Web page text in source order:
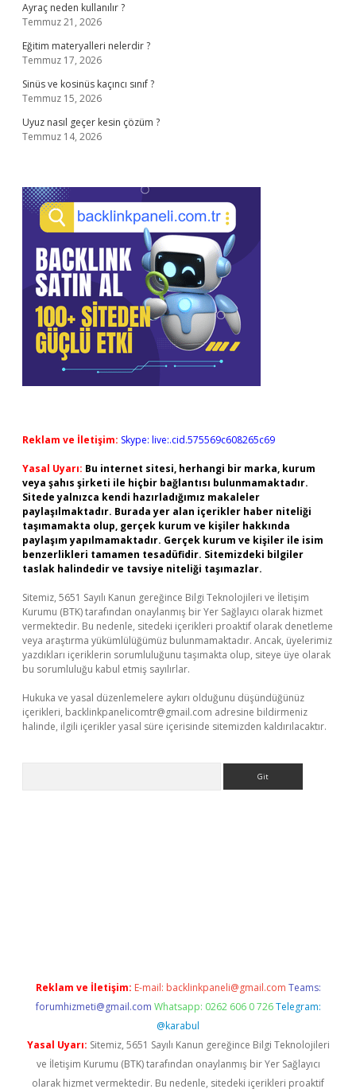
Ayraç neden kullanılır ?
Temmuz 21, 2026
Eğitim materyalleri nelerdir ?
Temmuz 17, 2026
Sinüs ve kosinüs kaçıncı sınıf ?
Temmuz 15, 2026
Uyuz nasıl geçer kesin çözüm ?
Temmuz 14, 2026
Reklam ve İletişim: Skype: live:.cid.575569c608265c69
Yasal Uyarı: Bu internet sitesi, herhangi bir marka, kurum
veya şahıs şirketi ile hiçbir bağlantısı bulunmamaktadır.
Sitede yalnızca kendi hazırladığımız makaleler
paylaşılmaktadır. Burada yer alan içerikler haber niteliği
taşımamakta olup, gerçek kurum ve kişiler hakkında
paylaşım yapılmamaktadır. Gerçek kurum ve kişiler ile isim
benzerlikleri tamamen tesadüfidir. Sitemizdeki bilgiler
taslak halindedir ve tavsiye niteliği taşımazlar.
Sitemiz, 5651 Sayılı Kanun gereğince Bilgi Teknolojileri ve İletişim
Kurumu (BTK) tarafından onaylanmış bir Yer Sağlayıcı olarak hizmet
vermektedir. Bu nedenle, sitedeki içerikleri proaktif olarak denetleme
veya araştırma yükümlülüğümüz bulunmamaktadır. Ancak, üyelerimiz
yazdıkları içeriklerin sorumluluğunu taşımakta olup, siteye üye olarak
bu sorumluluğu kabul etmiş sayılırlar.
Hukuka ve yasal düzenlemelere aykırı olduğunu düşündüğünüz
içerikleri, backlinkpanelicomtr@gmail.com adresine bildirmeniz
halinde, ilgili içerikler yasal süre içerisinde sitemizden kaldırılacaktır.
Reklam ve İletişim: E-mail: backlinkpaneli@gmail.com Teams:
forumhizmeti@gmail.com Whatsapp: 0262 606 0 726 Telegram:
@karabul
Yasal Uyarı: Sitemiz, 5651 Sayılı Kanun gereğince Bilgi Teknolojileri
ve İletişim Kurumu (BTK) tarafından onaylanmış bir Yer Sağlayıcı
olarak hizmet vermektedir. Bu nedenle, sitedeki içerikleri proaktif